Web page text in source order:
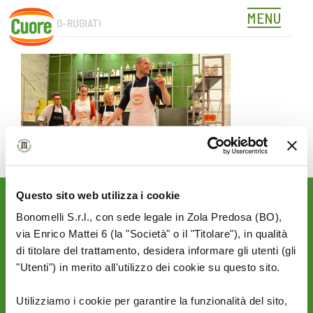
Questo sito web utilizza i cookie
Bonomelli S.r.l., con sede legale in Zola Predosa (BO),
via Enrico Mattei 6 (la "Società" o il "Titolare"), in qualità
di titolare del trattamento, desidera informare gli utenti (gli
"Utenti") in merito all'utilizzo dei cookie su questo sito.
Utilizziamo i cookie per garantire la funzionalità del sito,
Skip
content
MENU
1080×550-RUGIATI
Rimani aggiornato sulle
novità del mondo Cuore:
SEGUICI SU: